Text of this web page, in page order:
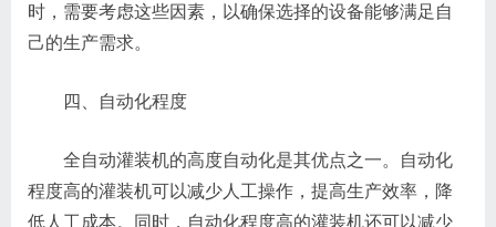
时，需要考虑这些因素，以确保选择的设备能够满足自
己的生产需求。
四、自动化程度
全自动灌装机的高度自动化是其优点之一。自动化
程度高的灌装机可以减少人工操作，提高生产效率，降
低人工成本。同时，自动化程度高的灌装机还可以减少